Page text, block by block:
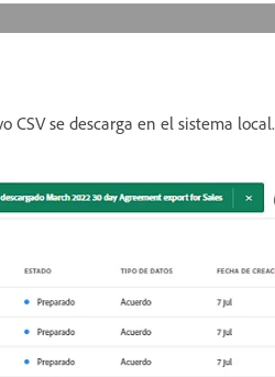
se descarga en el sistema local.